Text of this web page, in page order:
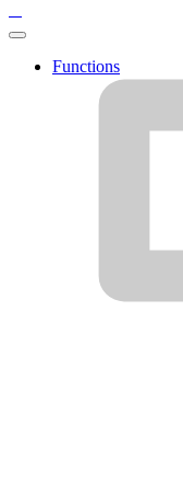
Functions